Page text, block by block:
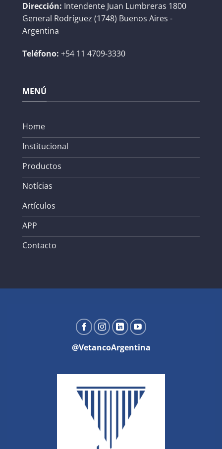
Dirección: Intendente Juan Lumbreras 1800
General Rodríguez (1748) Buenos Aires -
Argentina
Teléfono: +54 11 4709-3330
MENÚ
Home
Institucional
Productos
Notícias
Artículos
APP
Contacto
@VetancoArgentina